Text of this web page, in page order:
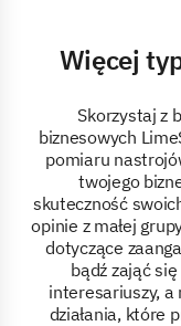
Więcej
Skorzystaj z
biznesowych
pomiaru
twojego
skuteczność
opinie z małej
dotyczące
bądź zająć
interesariuszy, a
działania, które